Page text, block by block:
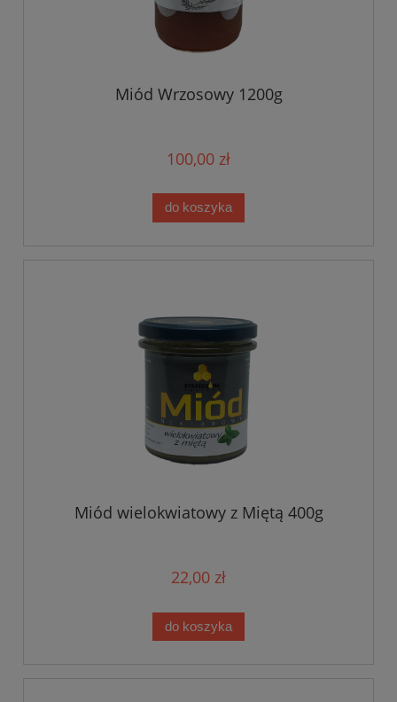
Miód Wrzosowy 1200g
100,00 zł
do koszyka
Miód wielokwiatowy z Miętą 400g
22,00 zł
do koszyka